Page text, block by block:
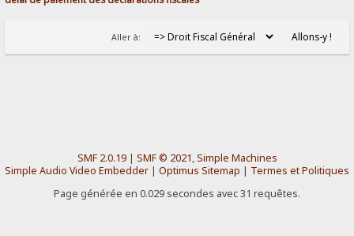
Aller à:
SMF 2.0.19| SMF © 2021,Simple Machines
Simple Audio Video Embedder | Optimus Sitemap | Termes et Politiques
Page générée en 0.029 secondes avec 31 requêtes.